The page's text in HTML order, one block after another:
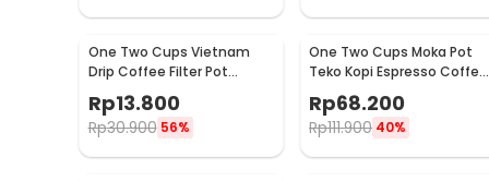
One Two Cups Vietnam
Drip Coffee Filter Pot
Saringan Kopi 180ml 8Q -
LC1
Rp13.800
Rp30.900 56%
One Two Cups Moka Pot
Teko Kopi Espresso Coffee
Stovetop 4 Cup 200ml -
Z20
Rp68.200
Rp111.900 40%